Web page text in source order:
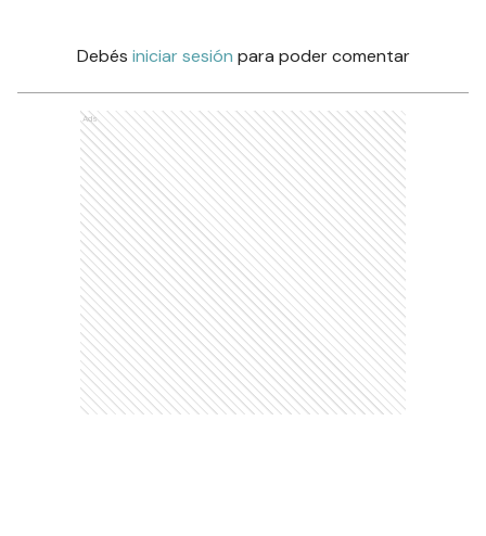
Debés iniciar sesión para poder comentar
Ads